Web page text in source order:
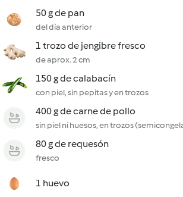
50 g de pan
del día anterior
1 trozo de jengibre fresco
de aprox. 2 cm
150 g de calabacín
con piel, sin pepitas y en trozos
400 g de carne de pollo
sin piel ni huesos, en trozos
80 g de requesón
fresco
1 huevo